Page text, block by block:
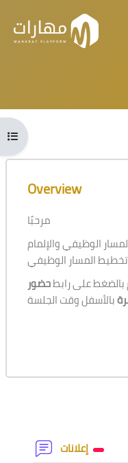
Skip to main content
Blocks
Open course index
Blocks
Skip [Cocoon] Course
Overview
مرحبًا
الوظيفي والإلمام
بالضغط على رابطحضور
Forum